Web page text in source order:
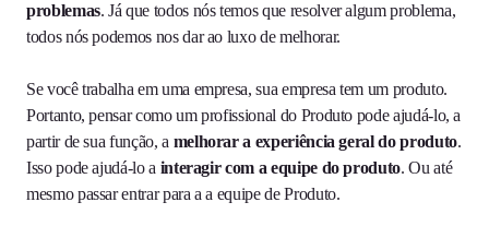
problemas. Já que todos nós temos que resolver algum problema,
todos nós podemos nos dar ao luxo de melhorar.
Se você trabalha em uma empresa, sua empresa tem um produto.
Portanto, pensar como um profissional do Produto pode ajudá-lo, a
partir de sua função, a melhorar a experiência geral do produto.
Isso pode ajudá-lo a interagir com a equipe do produto. Ou até
mesmo passar entrar para a a equipe de Produto.